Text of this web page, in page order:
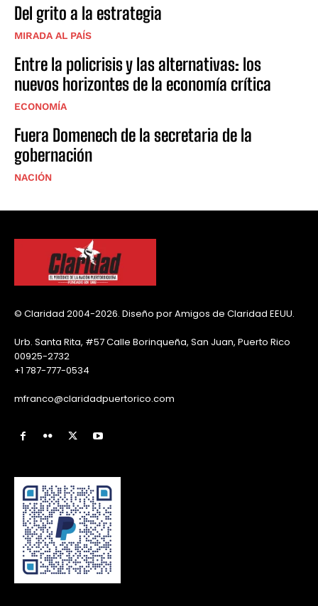
Del grito a la estrategia
MIRADA AL PAÍS
Entre la policrisis y las alternativas: los
nuevos horizontes de la economía crítica
ECONOMÍA
Fuera Domenech de la secretaria de la
gobernación
NACIÓN
© Claridad 2004-2026. Diseño por Amigos de Claridad EEUU.
Urb. Santa Rita, #57 Calle Borinqueña, San Juan, Puerto Rico
00925-2732
+1 787-777-0534
mfranco@claridadpuertorico.com